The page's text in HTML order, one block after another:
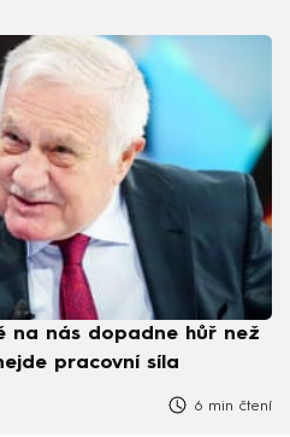
na nás dopadne hůř než
pracovní síla
6 min čtení